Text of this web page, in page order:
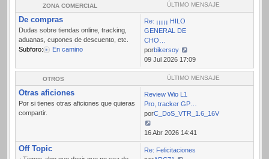
mensaje
ZONA COMERCIAL ÚLTIMO MENSAJE
De compras
Dudas sobre tiendas online, tracking,
aduanas, cupones de descuento, etc.
Subforo:
En camino
Re: ¡¡¡¡¡ HILO
GENERAL DE
CHO…
porbikersoy
Ver
último
mensaje
09 Jul 2026 17:09
OTROS ÚLTIMO MENSAJE
Otras aficiones
Por si tienes otras aficiones que quieras
compartir.
Review Wio L1
Pro, tracker GP…
porC_DoS_VTR_1.6_16V
Ver
último
mensaje
16 Abr 2026 14:41
Off Topic
Re: Felicitaciones